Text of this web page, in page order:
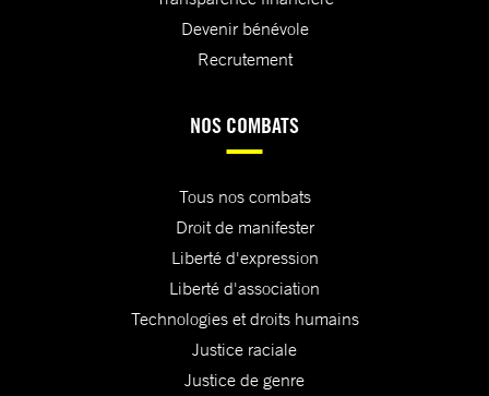
Devenir bénévole
Recrutement
NOS COMBATS
Tous nos combats
Droit de manifester
Liberté d'expression
Liberté d'association
Technologies et droits humains
Justice raciale
Justice de genre